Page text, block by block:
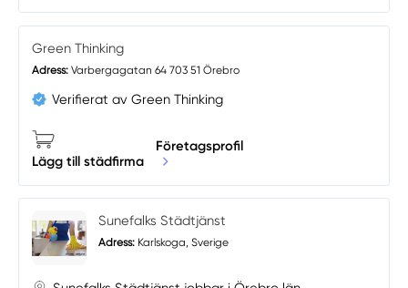
Green Thinking
Adress:Varbergagatan 64 703 51 Örebro
Verifierat av Green Thinking
Lägg till städfirma
Företagsprofil
Sunefalks Städtjänst
Adress: Karlskoga, Sverige